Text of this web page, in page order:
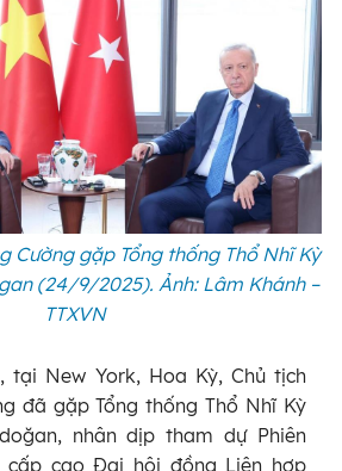
Cường gặp Tổng thống Thổ Nhĩ Kỳ
(24/9/2025). Ảnh: Lâm Khánh –
TTXVN
tại New York, Hoa Kỳ, Chủ tịch
đã gặp Tổng thống Thổ Nhĩ Kỳ
nhân dịp tham dự Phiên
cấp cao Đại hội đồng Liên hợp